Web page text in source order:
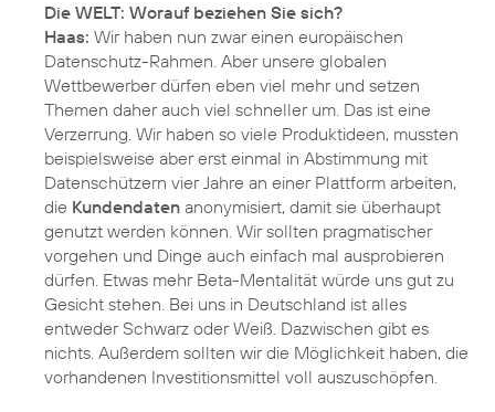
Die WELT: Worauf beziehen Sie sich?
Haas: Wir haben nun zwar einen europäischen
Datenschutz-Rahmen. Aber unsere globalen
Wettbewerber dürfen eben viel mehr und setzen
Themen daher auch viel schneller um. Das ist eine
Verzerrung. Wir haben so viele Produktideen, mussten
beispielsweise aber erst einmal in Abstimmung mit
Datenschützern vier Jahre an einer Plattform arbeiten,
die Kundendaten anonymisiert, damit sie überhaupt
genutzt werden können. Wir sollten pragmatischer
vorgehen und Dinge auch einfach mal ausprobieren
dürfen. Etwas mehr Beta-Mentalität würde uns gut zu
Gesicht stehen. Bei uns in Deutschland ist alles
entweder Schwarz oder Weiß. Dazwischen gibt es
nichts. Außerdem sollten wir die Möglichkeit haben, die
vorhandenen Investitionsmittel voll auszuschöpfen.